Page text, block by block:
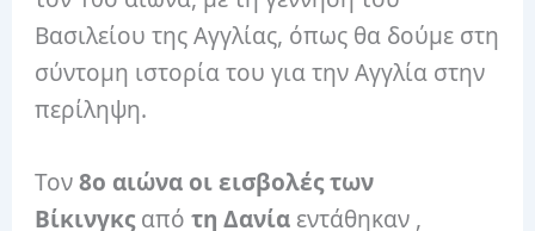
Βασιλείου της Αγγλίας, όπως θα δούμε στη
σύντομη ιστορία του για την Αγγλία στην
περίληψη.
Τον8ο αιώνα οι εισβολές των
Βίκινγκςαπότη Δανία εντάθηκαν ,